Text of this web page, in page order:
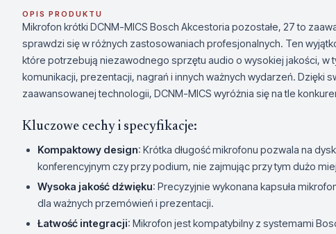
OPIS PRODUKTU
Mikrofon krótki DCNM-MICS Bosch Akcestoria pozostałe, 27 to
sprawdzi się w różnych zastosowaniach profesjonalnych. Ten
które potrzebują niezawodnego sprzętu audio o wysokiej jakości, w
komunikacji, prezentacji, nagrań i innych ważnych wydarzeń. Dzięki
zaawansowanej technologii, DCNM-MICS wyróżnia się na tle
Kluczowe cechy i specyfikacje:
Kompaktowy design: Krótka długość mikrofonu pozwala na
konferencyjnym czy przy podium, nie zajmując przy tym dużo
Wysoka jakość dźwięku: Precyzyjnie wykonana kapsuła
dla ważnych przemówień i prezentacji.
Łatwość integracji: Mikrofon jest kompatybilny z systemami